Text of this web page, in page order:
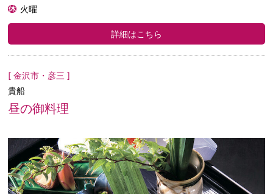
火曜
詳細はこちら
[ 金沢市・彦三 ]
貴船
昼の御料理